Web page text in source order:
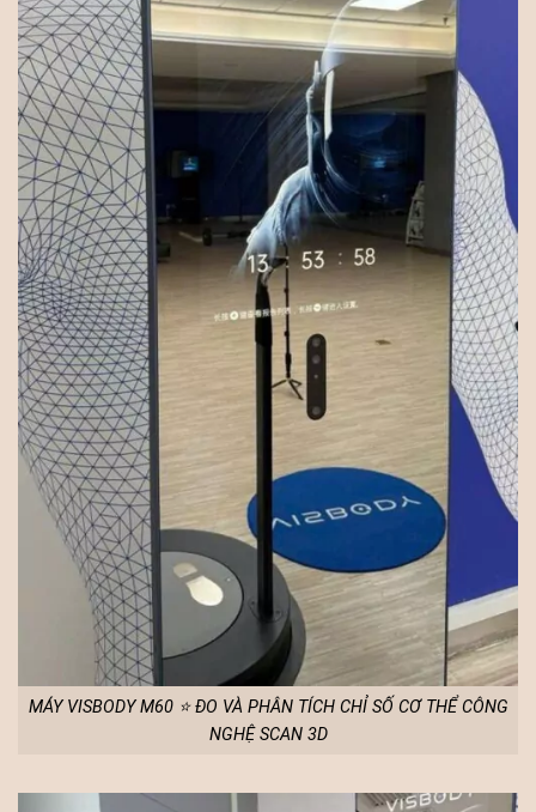
MÁY VISBODY M60 ⭐ ĐO VÀ PHÂN TÍCH CHỈ SỐ CƠ THỂ CÔNG
NGHỆ SCAN 3D